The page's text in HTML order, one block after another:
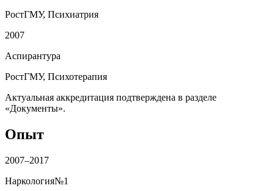
РостГМУ, Психиатрия
2007
Аспирантура
РостГМУ, Психотерапия
Актуальная аккредитация подтверждена в разделе
«Документы».
Опыт
2007–2017
Наркология№1